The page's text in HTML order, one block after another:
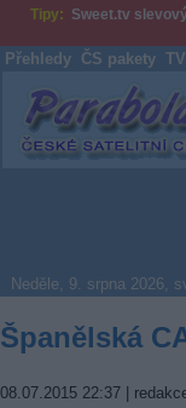
Tipy: Sweet.tv
Přehledy ČS pakety
Neděle, 9. srpna 2026,
Španělská
08.07.2015 22:37 |